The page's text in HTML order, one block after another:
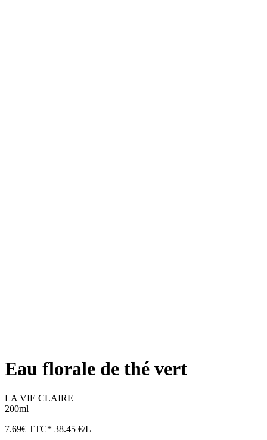
Eau florale de thé vert
LA VIE CLAIRE
200ml
7.69€ TTC* 38.45 €/L